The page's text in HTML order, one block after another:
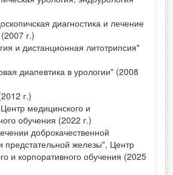
диагностика и лечение
г.)
и дистанционная литотрипсия"
диапевтика в урологии" (2008
г.)
медицинского и
обучения (2022 г.)
доброкачественной
предстательной железы", Центр
и корпоративного обучения (2025